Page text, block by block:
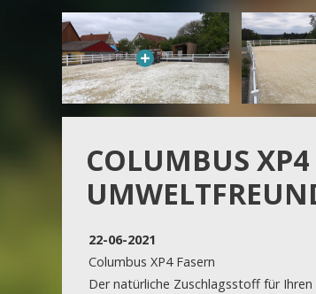
COLUMBUS XP4
22-06-2021
Columbus XP4 Fasern
Der natürliche Zuschlagsstoff für Ihren